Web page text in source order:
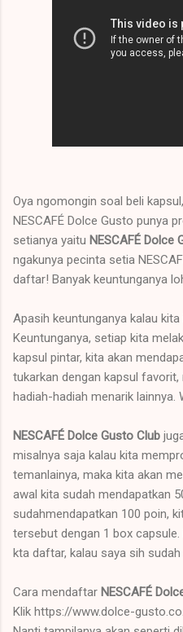
Oya ngomongin soal beli
NESCAFÉ Dolce Gusto punya
setianya yaitu NESCAFÉ Dolce
ngakunya pecinta setia
daftar! Banyak keuntunganya
Apasih keuntunganya kalau
Keuntunganya, setiap kita
kapsul pintar, kita akan
tukarkan dengan kapsul
hadiah-hadiah menarik lainnya.
NESCAFÉ Dolce Gusto Club
misalnya saja kalau kita
temanlainya, maka kita akan
awal kita sudah mendapatkan
sudahmendapatkan 100 poin,
tersebut dengan 1 box
kta daftar, kalau saya sih sudah
Cara mendaftar NESCAFÉ
Klik https://www.dolce-